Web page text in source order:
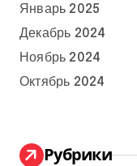
Январь 2025
Декабрь 2024
Ноябрь 2024
Октябрь 2024
Рубрики